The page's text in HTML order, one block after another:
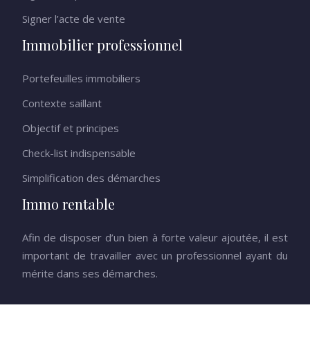
Signer l’acte de vente
Immobilier professionnel
Portefeuilles immobiliers
Contexte saillant
Objectif et principes
Check-list indispensable
Simplification des démarches
Immo rentable
Afin de disposer d’un bien à forte valeur ajoutée, il est
important de travailler avec un professionnel ayant du
mérite dans ses démarches.